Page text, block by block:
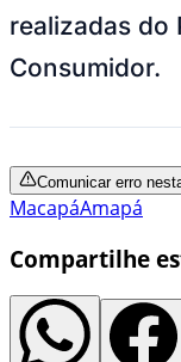
realizadas do
Consumidor.
Comunicar erro
MacapáAmapá
Compartilhe